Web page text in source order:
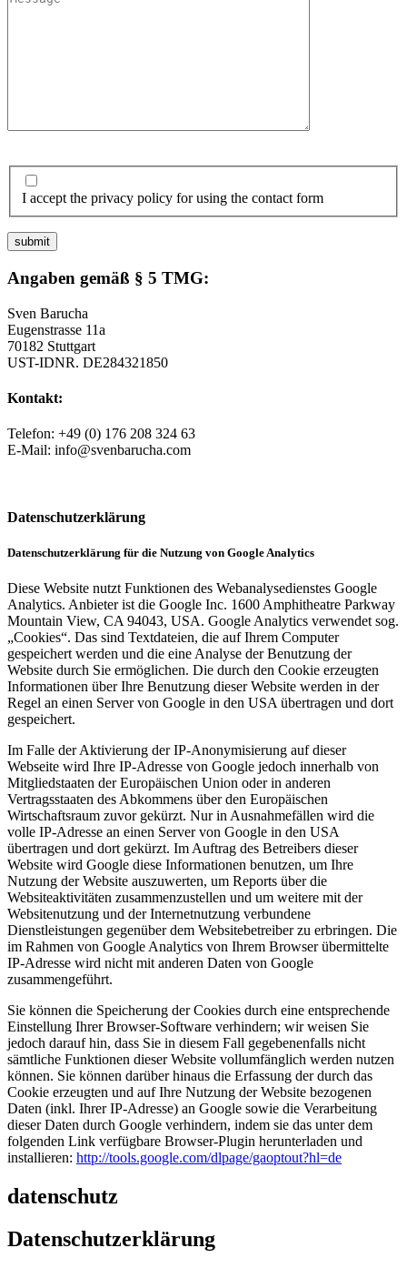
I accept the privacy policy for using the contact form
Angaben gemäß § 5 TMG:
Sven Barucha
Eugenstrasse 11a
70182 Stuttgart
UST-IDNR. DE284321850
Kontakt:
Telefon: +49 (0) 176 208 324 63
E-Mail: info@svenbarucha.com
Datenschutzerklärung
Datenschutzerklärung für die Nutzung von Google Analytics
Diese Website nutzt Funktionen des Webanalysedienstes Google
Analytics. Anbieter ist die Google Inc. 1600 Amphitheatre Parkway
Mountain View, CA 94043, USA. Google Analytics verwendet sog.
„Cookies“. Das sind Textdateien, die auf Ihrem Computer
gespeichert werden und die eine Analyse der Benutzung der
Website durch Sie ermöglichen. Die durch den Cookie erzeugten
Informationen über Ihre Benutzung dieser Website werden in der
Regel an einen Server von Google in den USA übertragen und dort
gespeichert.
Im Falle der Aktivierung der IP-Anonymisierung auf dieser
Webseite wird Ihre IP-Adresse von Google jedoch innerhalb von
Mitgliedstaaten der Europäischen Union oder in anderen
Vertragsstaaten des Abkommens über den Europäischen
Wirtschaftsraum zuvor gekürzt. Nur in Ausnahmefällen wird die
volle IP-Adresse an einen Server von Google in den USA
übertragen und dort gekürzt. Im Auftrag des Betreibers dieser
Website wird Google diese Informationen benutzen, um Ihre
Nutzung der Website auszuwerten, um Reports über die
Websiteaktivitäten zusammenzustellen und um weitere mit der
Websitenutzung und der Internetnutzung verbundene
Dienstleistungen gegenüber dem Websitebetreiber zu erbringen. Die
im Rahmen von Google Analytics von Ihrem Browser übermittelte
IP-Adresse wird nicht mit anderen Daten von Google
zusammengeführt.
Sie können die Speicherung der Cookies durch eine entsprechende
Einstellung Ihrer Browser-Software verhindern; wir weisen Sie
jedoch darauf hin, dass Sie in diesem Fall gegebenenfalls nicht
sämtliche Funktionen dieser Website vollumfänglich werden nutzen
können. Sie können darüber hinaus die Erfassung der durch das
Cookie erzeugten und auf Ihre Nutzung der Website bezogenen
Daten (inkl. Ihrer IP-Adresse) an Google sowie die Verarbeitung
dieser Daten durch Google verhindern, indem sie das unter dem
folgenden Link verfügbare Browser-Plugin herunterladen und
installieren: http://tools.google.com/dlpage/gaoptout?hl=de
datenschutz
Datenschutzerklärung